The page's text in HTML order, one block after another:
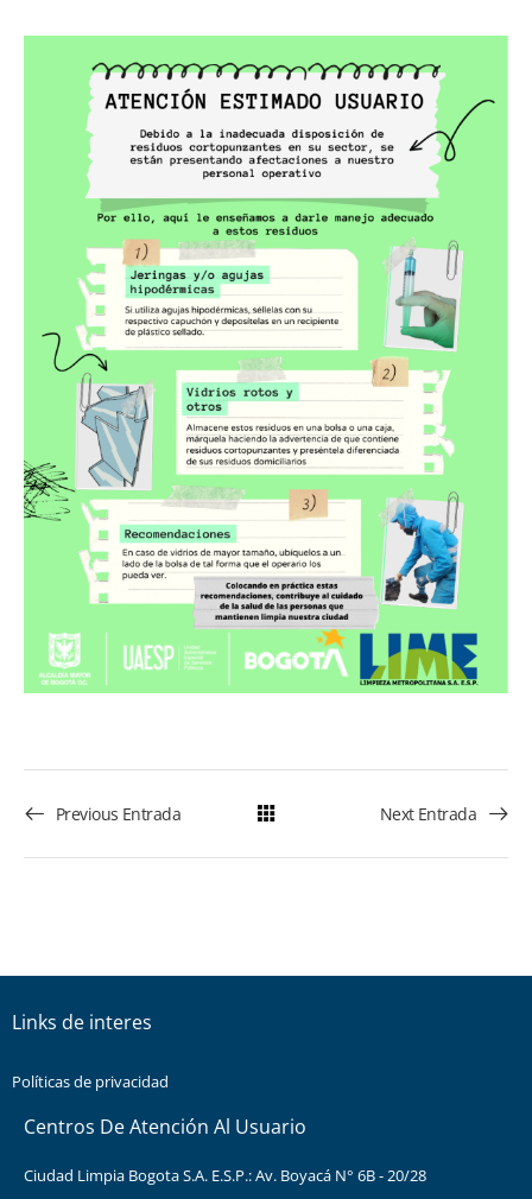
Previous Entrada Next Entrada
Links de interes
Políticas de privacidad
Centros De Atención Al Usuario
Ciudad Limpia Bogota S.A. E.S.P.: Av. Boyacá N° 6B - 20/28